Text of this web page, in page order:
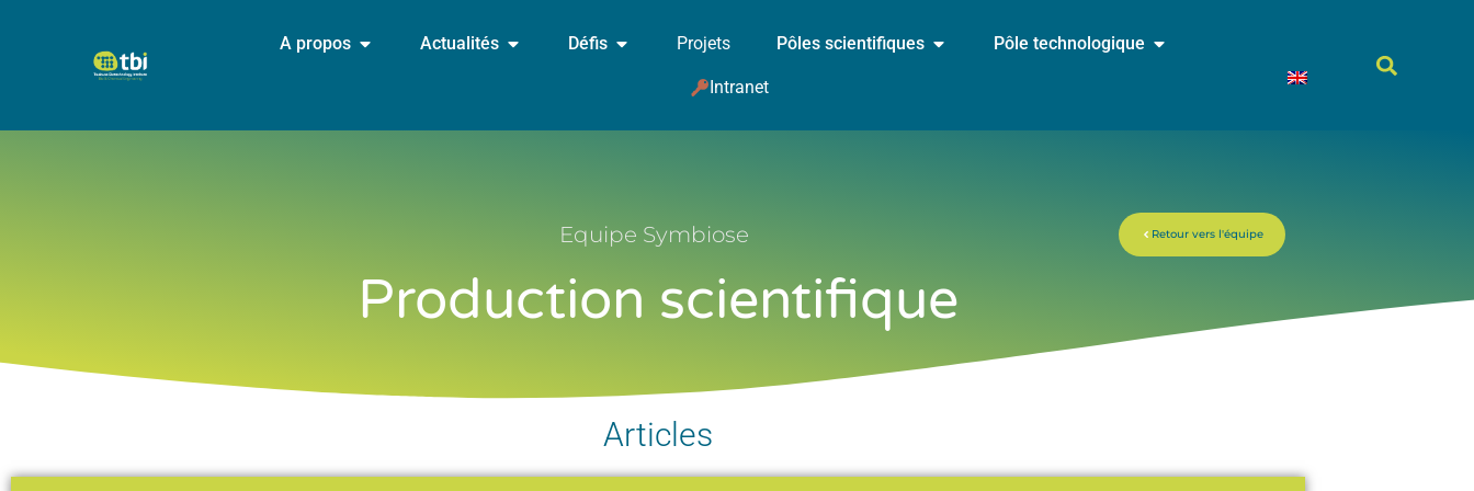
A propos Actualités Défis Projets Pôles scientifiques Pôle technologique
Intranet
Equipe Symbiose Retour vers l'équipe
Production scientifique
Articles